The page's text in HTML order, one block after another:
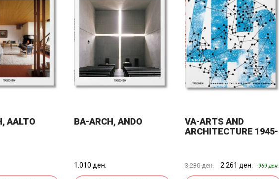
AALTO BA-ARCH, ANDO
1.010 ден.
VA-ARTS AND
ARCHITECTURE 1945-
3.230 ден. 2.261 ден. -969 ден.